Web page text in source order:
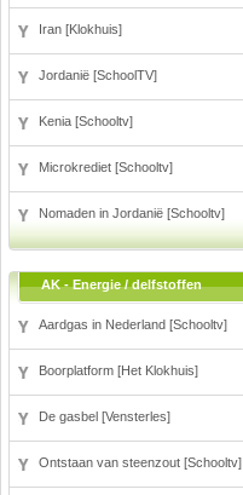
Iran [Klokhuis]
Jordanië [SchoolTV]
Kenia [Schooltv]
Microkrediet [Schooltv]
Nomaden in Jordanië [Schooltv]
AK - Energie / delfstoffen
Aardgas in Nederland [Schooltv]
Boorplatform [Het Klokhuis]
De gasbel [Vensterles]
Ontstaan van steenzout [Schooltv]